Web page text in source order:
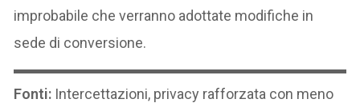
improbabile che verranno adottate modifiche in
sede di conversione.
Fonti: Intercettazioni, privacy rafforzata con meno